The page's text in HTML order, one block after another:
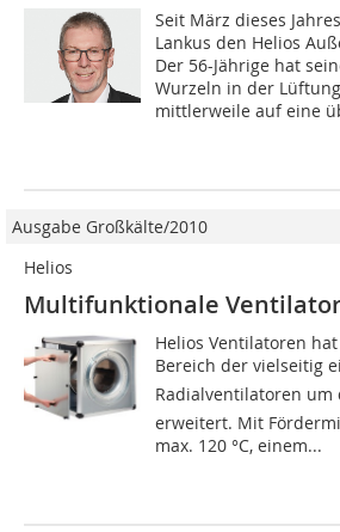
Seit März dieses
Lankus den Helios
Der 56-Jährige hat
Wurzeln in der
mittlerweile auf eine
Ausgabe Großkälte/2010
Helios
Multifunktionale
Helios Ventilatoren
Bereich der vielseitig
Radialventilatoren um
erweitert. Mit
max. 120 °C, einem...